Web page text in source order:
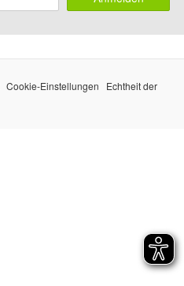
Cookie-Einstellungen
Echtheit der